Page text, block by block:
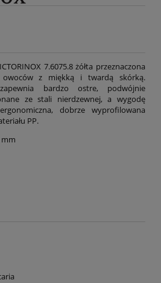
7.6075.8 żółta przeznaczona
z miękką i twardą skórką.
bardzo ostre, podwójnie
ze stali nierdzewnej, a wygodę
dobrze wyprofilowana
PP.
mm